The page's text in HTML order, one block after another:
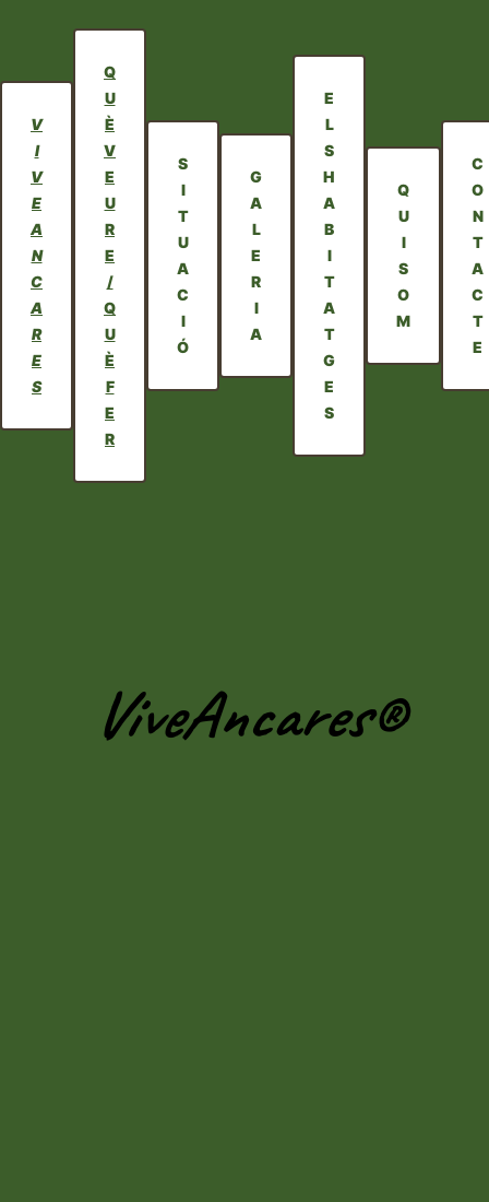
V
I
V
E
A
N
C
A
R
E
S
Q
U
È
V
E
U
R
E
/
Q
U
È
F
E
R
S
I
T
U
A
C
I
Ó
G
A
L
E
R
I
A
E
L
S
H
A
B
I
T
A
T
G
E
S
Q
U
I
S
O
M
C
O
N
T
A
C
T
E
ViveAncares®